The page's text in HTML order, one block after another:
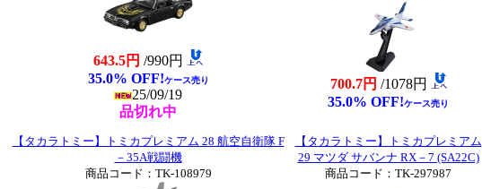
643.5円 /990円
35.0% OFF!ケース売り
25/09/19
品切れ中
700.7円 /1078円
35.0% OFF!ケース売り
【タカラトミー】トミカプレミアム 28 航空自衛隊 F
－35A戦闘機
商品コード：TK-108979
【タカラトミー】トミカプレミアム
29 マツダ サバンナ RX－7 (SA22C)
商品コード：TK-297987